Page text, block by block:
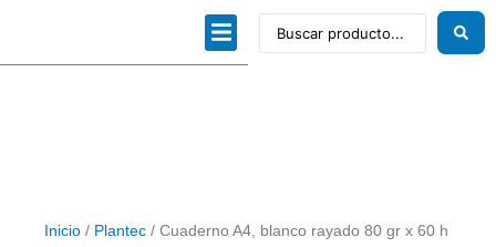
Inicio / Plantec / Cuaderno A4, blanco rayado 80 gr x 60 h